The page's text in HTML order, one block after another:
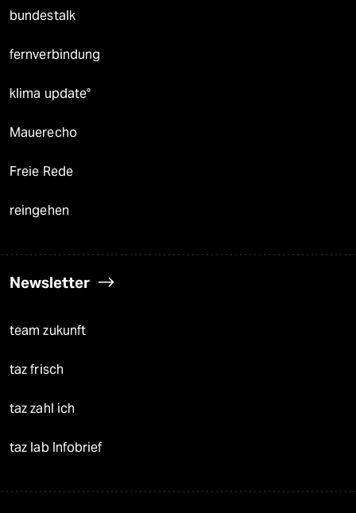
bundestalk
fernverbindung
klima update°
Mauerecho
Freie Rede
reingehen
Newsletter
team zukunft
taz frisch
taz zahl ich
taz lab Infobrief